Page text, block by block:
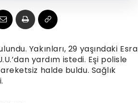
Yakınları, 29 yaşındaki Esra
yardım istedi. Eşi polisle
halde buldu. Sağlık